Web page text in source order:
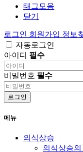
태그모음
닫기
로그인 회원가입 정보
자동로그인
아이디 필수
비밀번호 필수
로그인
메뉴
의식상승
의식상승의